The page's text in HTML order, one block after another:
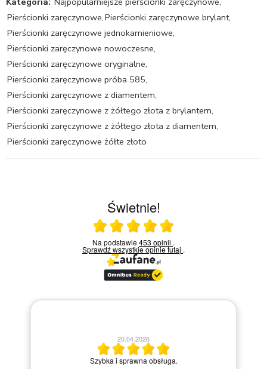
Pierścionki zaręczynowe,Pierścionki zaręczynowe brylant,
Pierścionki zaręczynowe jednokamieniowe,
Pierścionki zaręczynowe nowoczesne,
Pierścionki zaręczynowe oryginalne,
Pierścionki zaręczynowe próba 585,
Pierścionki zaręczynowe z diamentem,
Pierścionki zaręczynowe z żółtego złota z brylantem,
Pierścionki zaręczynowe z żółtego złota z diamentem,
Pierścionki zaręczynowe żółte złoto
Świetnie!
Ocena średnia 5 na 5
Na podstawie453 opinii .
Sprawdź wszystkie opinietutaj .
20.04.2026
Szybka i sprawna obsługa.